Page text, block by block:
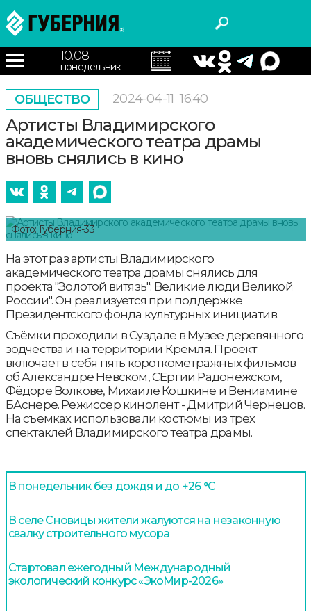
10.08
понедельник
ОБЩЕСТВО 2024-04-11 16:40
Артисты Владимирского
академического театра драмы
вновь снялись в кино
Фото: Губерния-33
На этот раз артисты Владимирского
академического театра драмы снялись для
проекта "Золотой витязь": Великие люди Великой
России". Он реализуется при поддержке
Президентского фонда культурных инициатив.
Съёмки проходили в Суздале в Музее деревянного
зодчества и на территории Кремля. Проект
включает в себя пять короткометражных фильмов
об Александре Невском, СЕргии Радонежском,
Фёдоре Волкове, Михаиле Кошкине и Вениамине
БАснере. Режиссер кинолент - Дмитрий Чернецов.
На съемках использовали костюмы из трех
спектаклей Владимирского театра драмы.
В понедельник без дождя и до +26 °С
В селе Сновицы жители жалуются на незаконную
свалку строительного мусора
Стартовал ежегодный Международный
экологический конкурс «ЭкоМир-2026»